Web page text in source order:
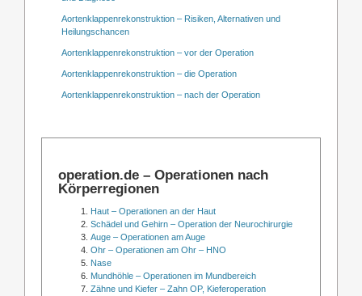
Aortenklappenrekonstruktion – Risiken, Alternativen und
Heilungschancen
Aortenklappenrekonstruktion – vor der Operation
Aortenklappenrekonstruktion – die Operation
Aortenklappenrekonstruktion – nach der Operation
operation.de – Operationen nach
Körperregionen
Haut – Operationen an der Haut
Schädel und Gehirn – Operation der Neurochirurgie
Auge – Operationen am Auge
Ohr – Operationen am Ohr – HNO
Nase
Mundhöhle – Operationen im Mundbereich
Zähne und Kiefer – Zahn OP, Kieferoperation